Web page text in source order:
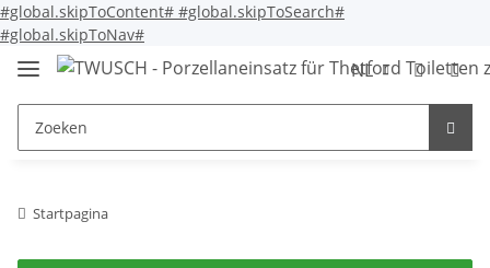
#global.skipToContent# #global.skipToSearch#
#global.skipToNav#
NL
Startpagina